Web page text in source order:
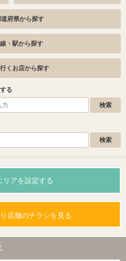
府県から探す
・駅から探す
くお店から探す
る
リアを設定する
店舗のチラシを見る